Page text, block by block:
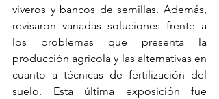
viveros y bancos de semillas. Además,
revisaron variadas soluciones frente a
los problemas que presenta la
producción agrícola y las alternativas en
cuanto a técnicas de fertilización del
suelo. Esta última exposición fue